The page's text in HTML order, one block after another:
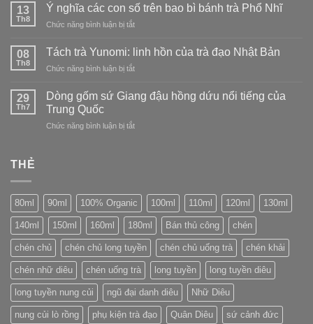
trong
hảo
tế
thanh
loại
nhân
sứ
13
Th8
Ý nghĩa các con số trên bao bì bánh trà Phổ Nhĩ
Chức năng bình luận bị tắtở
nghĩa
con
trên
bánh
08
Th8
Tách trà Yunomi: linh hồn của trà đạo Nhật Bản
Chức năng bình luận bị tắtở
Yunomi:
hồn
29
Th7
Dòng gốm sứ Giang đậu hồng dứu nổi tiếng của
Trung Quốc
Chức năng bình luận bị tắtở
hồng
dứu
nổi
của
Trung
Quốc
THẺ
80ml 90ml 100% Organic 100ml 110ml 120ml 130ml
140ml 150ml 160ml 180ml Bán thủ công chén
chén chủ chén chủ long tuyền chén chủ uống trà chén khải
chén nhữ diêu chén uống trà long tuyền long tuyền diêu
long tuyền nung củi ngũ đại danh diêu Nhữ Diêu
nung củi lò rồng phụ kiện trà đạo Quân Diêu sứ cảnh đức